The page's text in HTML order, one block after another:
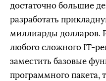
достаточно большие
разработать
миллиарды долларов.
любого сложного IT-
заместить базовые
программного пакета,